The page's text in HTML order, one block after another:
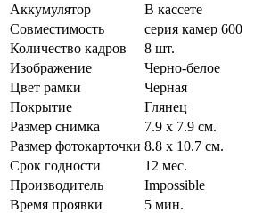
Аккумулятор
В кассете
Совместимость
серия камер 600
Количество кадров
8 шт.
Изображение
Черно-белое
Цвет рамки
Черная
Покрытие
Глянец
Размер снимка
7.9 x 7.9 см.
Размер фотокарточки 8.8 x 10.7 см.
Срок годности
12 мес.
Производитель
Impossible
Время проявки
5 мин.